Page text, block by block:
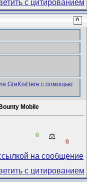
^
Mobile
0 ⚖️
0